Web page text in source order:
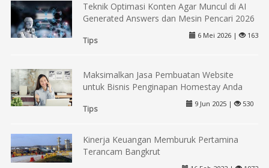
Teknik Optimasi Konten Agar Muncul di AI
Generated Answers dan Mesin Pencari 2026
Tips
6 Mei 2026 | 163
Maksimalkan Jasa Pembuatan Website
untuk Bisnis Penginapan Homestay Anda
Tips
9 Jun 2025 | 530
Kinerja Keuangan Memburuk Pertamina
Terancam Bangkrut